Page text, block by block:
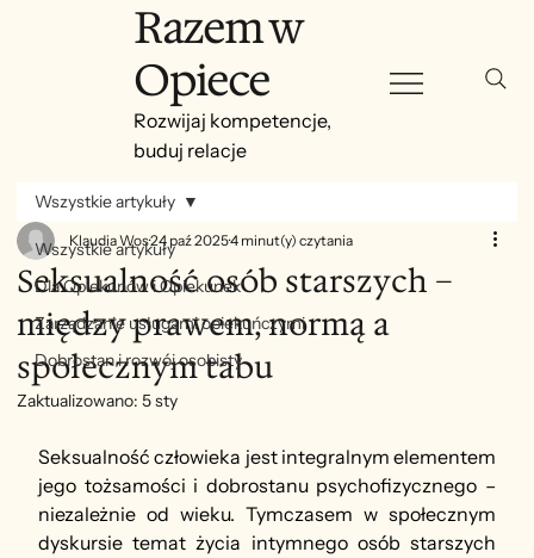
Razem w
Opiece
Rozwijaj kompetencje,
buduj relacje
Wszystkie artykuły
Dla Opiekunów i Opiekunek
Zarządzanie usługami opiekuńczymi
Dobrostan i rozwój osobisty
Wszystkie artykuły
Seksualność osób starszych –
między prawem, normą a
społecznym tabu
Klaudia Wos24 paź 20254 minut(y) czytania
Zaktualizowano: 5 sty
Seksualność człowieka jest integralnym elementem
jego tożsamości i dobrostanu psychofizycznego –
niezależnie od wieku. Tymczasem w społecznym
dyskursie temat życia intymnego osób starszych